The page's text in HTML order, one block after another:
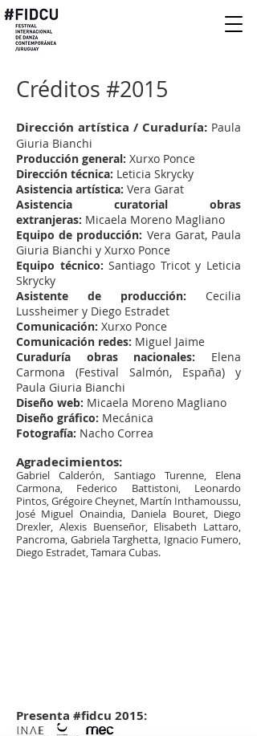
Créditos #2015​
Dirección artística / Curaduría: ​ Paula
Giuria Bianchi
Producción general: Xurxo Ponce
Dirección técnica: Leticia Skrycky
Asistencia artística: Vera Garat
Asistencia curatorial obras
extranjeras: Micaela Moreno Magliano
Equipo de producción: Vera Garat, Paula
Giuria Bianchi y Xurxo Ponce
Equipo técnico:Santiago Tricot y Leticia
Skrycky
Asistente de producción: Cecilia
Lussheimer y Diego Estradet
Comunicación: Xurxo Ponce
Comunicación redes: Miguel Jaime
Curaduría obras nacionales: Elena
Carmona (Festival Salmón, España) y
Paula Giuria Bianchi
Diseño web: Micaela Moreno Magliano
Diseño gráfico: Mecánica
Fotografía: Nacho Correa
Agradecimientos:
Gabriel Calderón, Santiago Turenne, Elena
Carmona, Federico Battistoni, Leonardo
Pintos, Grégoire Cheynet, Martín Inthamoussu,
José Miguel Onaindia, Daniela Bouret, Diego
Drexler, Alexis Buenseñor, Elisabeth Lattaro,
Pancroma, Gabriela Targhetta, Ignacio Fumero,
Diego Estradet, Tamara Cubas.
Presenta #fidcu 2015: